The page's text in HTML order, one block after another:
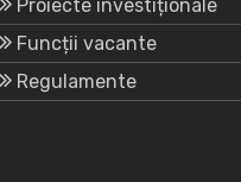
Proiecte investiționale
Funcții vacante
Regulamente